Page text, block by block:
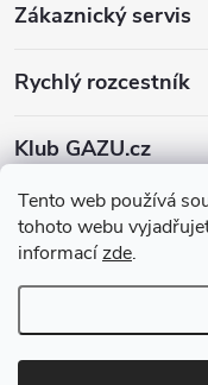
Tento web používá
tohoto webu
informacízde.
Zákaznický servis
Rychlý rozcestník
Klub GAZU.cz
Copyright 2026GAZU.cz